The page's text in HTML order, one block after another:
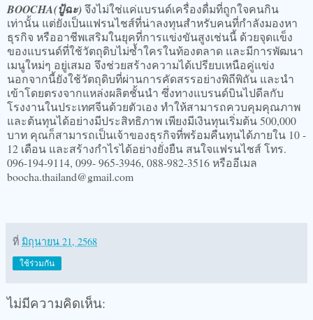
BOOCHA(ปู้ฉะ)จึงไม่ใช่แค่แบรนด์เครื่องดื่มที่ถูกใจคนกิน
เท่านั้น แต่ยังเป็นแฟรนไชส์ที่น่าลงทุนสำหรับคนที่กำลังมองหา
ธุรกิจ หรืออาชีพเสริมในยุคที่การแข่งขันสูงเช่นนี้ ด้วยจุดแข็ง
ของแบรนด์ที่ใช้วัตถุดิบไม่ซ้ำใครในท้องตลาด และมีการพัฒนา
เมนูใหม่ๆ อยู่เสมอ จึงช่วยสร้างความได้เปรียบเหนือคู่แข่ง
นอกจากนี้ยังใช้วัตถุดิบที่ผ่านการคัดสรรอย่างพิถีพิถัน และนำ
เข้าโดยตรงจากแหล่งผลิตชั้นนำ ซึ่งทางแบรนด์บินไปดีลกับ
โรงงานในประเทศจีนด้วยตัวเอง ทำให้สามารถควบคุมคุณภาพ
และต้นทุนได้อย่างมีประสิทธิภาพ เพียงมีเงินทุนเริ่มต้น 500,000
บาท คุณก็สามารถเป็นเจ้าของธุรกิจที่พร้อมคืนทุนได้ภายใน 10 -
12 เดือน และสร้างกำไรได้อย่างยั่งยืน สนใจแฟรนไชส์ โทร.
096-194-9114, 099- 965-3946, 088-982-3516 หรืออีเมล
boocha.thailand@gmail.com
ที่ มิถุนายน 21, 2568
ใช้ร่วมกัน
ไม่มีความคิดเห็น: